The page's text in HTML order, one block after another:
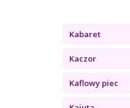
Kabaret
Kaczor
Kaflowy piec